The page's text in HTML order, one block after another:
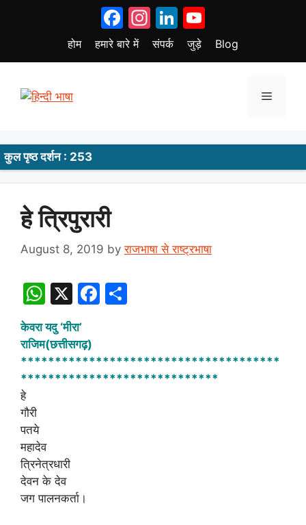
Facebook
Instagram
LinkedIn
होम हमारे बारे में संपर्क जुड़े Blog
Menu
कुल पृष्ठ दर्शन : 253
हे त्रिपुरारी
August 8, 2019 byराजभाषा से राष्ट्रभाषा
W
at
s
A
X
F
e
b
e
केवरा यदु ‘मीरा’
राजिम(छत्तीसगढ़)
**************************************
*****************************
हे
गौरी
पतये
महादेव
त्रिनेत्रधारी
देवन के देव
जग पालनकर्ता।